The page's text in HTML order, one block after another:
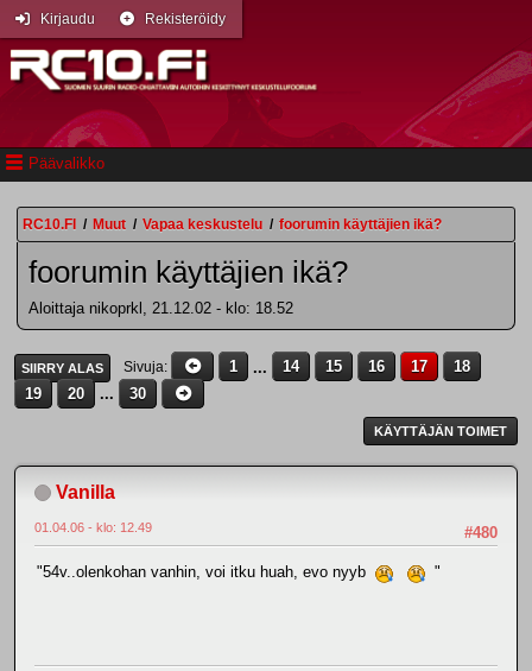
Päävalikko
Kirjaudu Rekisteröidy
RC10.FI / Muut / Vapaa keskustelu / foorumin käyttäjien ikä?
foorumin käyttäjien ikä?
Aloittaja nikoprkl, 21.12.02 - klo: 18.52
SIIRRY ALAS Sivuja 1 ... 14 15 16 17
18
19
20 ... 30
KÄYTTÄJÄN TOIMET
Vanilla
#480
01.04.06 - klo: 12.49
"54v..olenkohan vanhin, voi itku huah, evo nyyb "